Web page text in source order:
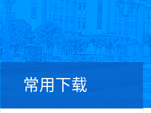
常用下载